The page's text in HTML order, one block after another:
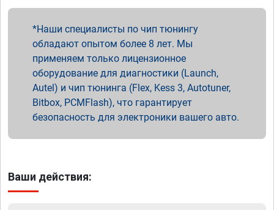
Наши специалисты по чип тюнингу
обладают опытом более 8 лет. Мы
применяем только лицензионное
оборудование для диагностики (Launch,
Autel) и чип тюнинга (Flex, Kess 3, Autotuner,
Bitbox, PCMFlash), что гарантирует
безопасность для электроники вашего авто.
Ваши действия: